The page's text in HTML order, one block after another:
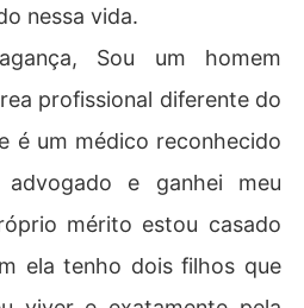
nessa vida.
Sou um homem
profissional diferente do
é um médico reconhecido
e ganhei meu
mérito estou casado
ela tenho dois filhos que